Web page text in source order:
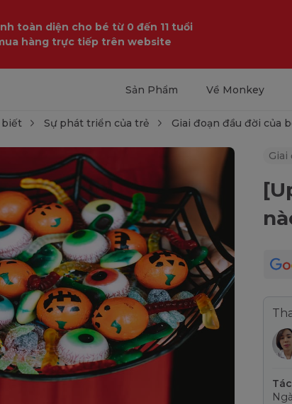
toàn diện cho bé từ 0 đến 11 tuổi
hàng trực tiếp trên website
Sản Phẩm Về Monkey
biết Sự phát triển của trẻ Giai đoạn đầu đời của
Giai